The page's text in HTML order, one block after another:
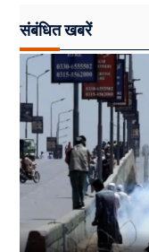
संबंधित खबरें